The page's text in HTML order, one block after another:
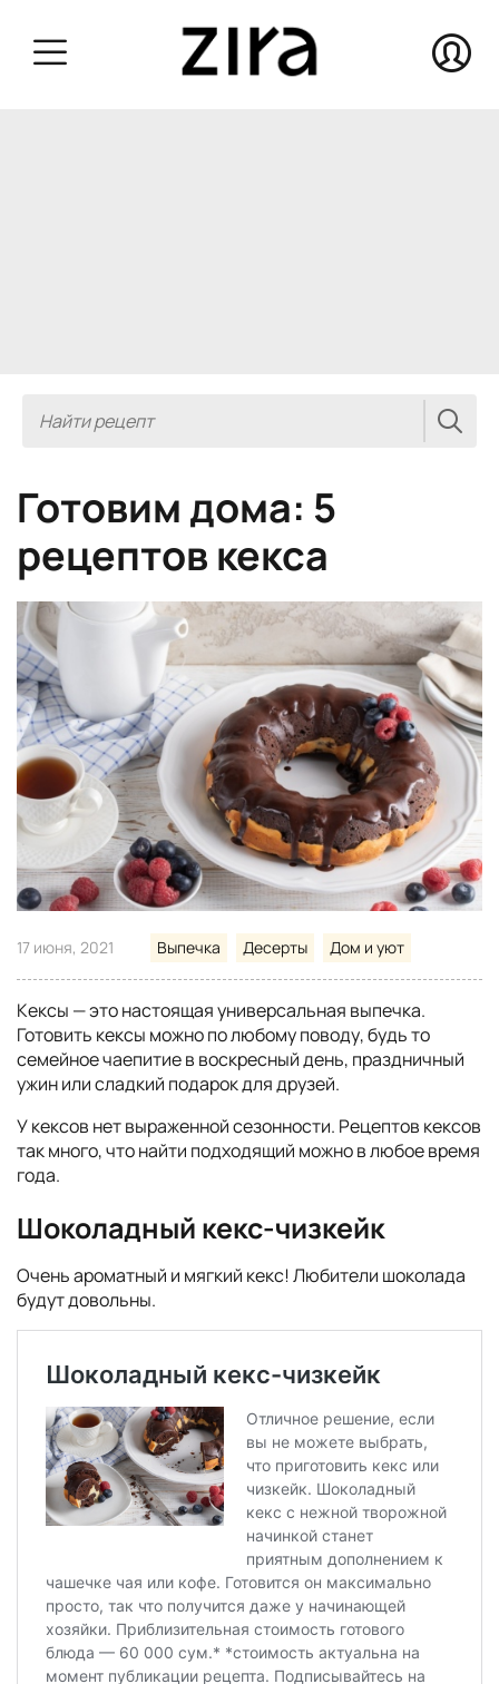
Готовим дома: 5
рецептов кекса
17 июня, 2021 Выпечка Десерты Дом и уют
Кексы — это настоящая универсальная выпечка.
Готовить кексы можно по любому поводу, будь то
семейное чаепитие в воскресный день, праздничный
ужин или сладкий подарок для друзей.
У кексов нет выраженной сезонности. Рецептов кексов
так много, что найти подходящий можно в любое время
года.
Шоколадный кекс-чизкейк
Очень ароматный и мягкий кекс! Любители шоколада
будут довольны.